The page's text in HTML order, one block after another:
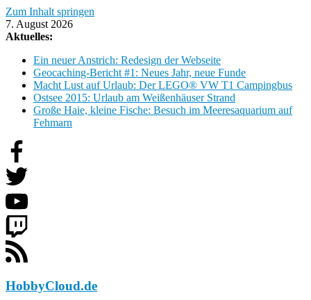
Zum Inhalt springen
7. August 2026
Aktuelles:
Ein neuer Anstrich: Redesign der Webseite
Geocaching-Bericht #1: Neues Jahr, neue Funde
Macht Lust auf Urlaub: Der LEGO® VW T1 Campingbus
Ostsee 2015: Urlaub am Weißenhäuser Strand
Große Haie, kleine Fische: Besuch im Meeresaquarium auf
Fehmarn
HobbyCloud.de